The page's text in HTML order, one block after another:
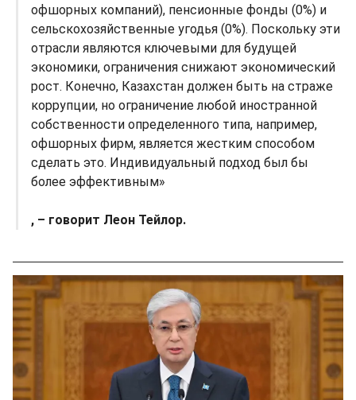
офшорных компаний), пенсионные фонды (0%) и
сельскохозяйственные угодья (0%). Поскольку эти
отрасли являются ключевыми для будущей
экономики, ограничения снижают экономический
рост. Конечно, Казахстан должен быть на страже
коррупции, но ограничение любой иностранной
собственности определенного типа, например,
офшорных фирм, является жестким способом
сделать это. Индивидуальный подход был бы
более эффективным»
, – говорит Леон Тейлор.